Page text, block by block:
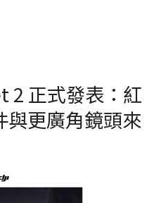
2 正式發表：紅
與更廣角鏡頭來